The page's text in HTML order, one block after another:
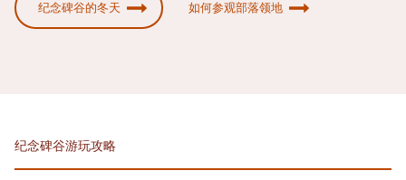
纪念碑谷的冬天 如何参观部落领地
纪念碑谷游玩攻略